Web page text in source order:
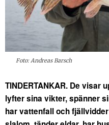
Foto: Andreas Barsch
TINDERTANKAR. De visar
lyfter sina vikter, spänner
har vattenfall och